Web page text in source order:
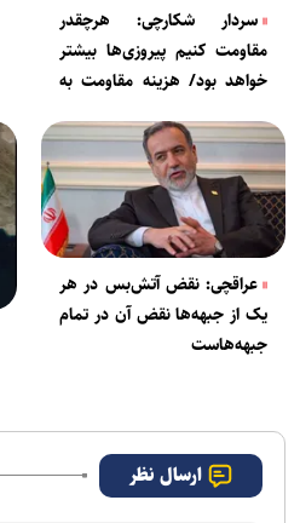
سردار شکارچی: هرچقدر
مقاومت کنیم پیروزی‌ها بیشتر
خواهد بود/ هزینه مقاومت به
است
عراقچی: نقض آتش‌بس در هر
یک از جبهه‌ها نقض آن در تمام
جبهه‌هاست
ارسال نظر